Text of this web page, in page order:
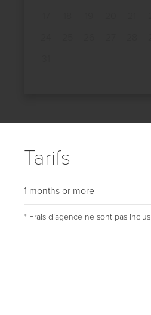
Tarifs
1 months or more
* Frais dʼagence ne sont pas inclus